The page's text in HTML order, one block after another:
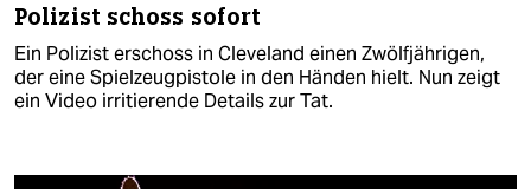
Polizist schoss sofort
Ein Polizist erschoss in Cleveland einen Zwölfjährigen,
der eine Spielzeugpistole in den Händen hielt. Nun zeigt
ein Video irritierende Details zur Tat.